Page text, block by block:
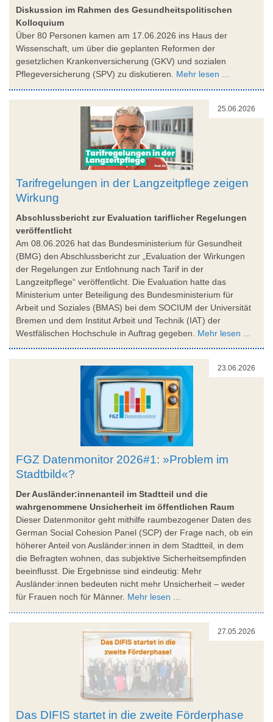
Diskussion im Rahmen des Gesundheitspolitischen
Kolloquium
Über 80 Personen kamen am 17.06.2026 ins Haus der
Wissenschaft, um über die geplanten Reformen der
gesetzlichen Krankenversicherung (GKV) und sozialen
Pflegeversicherung (SPV) zu diskutieren. Mehr lesen ...
25.06.2026
Tarifregelungen in der Langzeitpflege zeigen
Wirkung
Abschlussbericht zur Evaluation tariflicher Regelungen
veröffentlicht
Am 08.06.2026 hat das Bundesministerium für Gesundheit
(BMG) den Abschlussbericht zur „Evaluation der Wirkungen
der Regelungen zur Entlohnung nach Tarif in der
Langzeitpflege“ veröffentlicht. Die Evaluation hatte das
Ministerium unter Beteiligung des Bundesministerium für
Arbeit und Soziales (BMAS) bei dem SOCIUM der Universität
Bremen und dem Institut Arbeit und Technik (IAT) der
Westfälischen Hochschule in Auftrag gegeben. Mehr lesen ...
23.06.2026
FGZ Datenmonitor 2026#1: »Problem im
Stadtbild«?
Der Ausländer:innenanteil im Stadtteil und die
wahrgenommene Unsicherheit im öffentlichen Raum
Dieser Datenmonitor geht mithilfe raumbezogener Daten des
German Social Cohesion Panel (SCP) der Frage nach, ob ein
höherer Anteil von Ausländer:innen in dem Stadtteil, in dem
die Befragten wohnen, das subjektive Sicherheitsempfinden
beeinflusst. Die Ergebnisse sind eindeutig: Mehr
Ausländer:innen bedeuten nicht mehr Unsicherheit – weder
für Frauen noch für Männer. Mehr lesen ...
27.05.2026
Das DIFIS startet in die zweite Förderphase